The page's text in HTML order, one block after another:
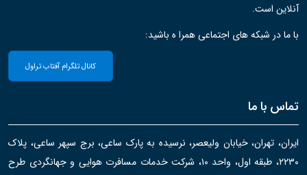
آنلاین است.
با ما در شبکه های اجتماعی همرا ه باشید:
کانال تلگرام آفتاب تراول
تماس با ما
ایران، تهران، خیابان ولیعصر، نرسیده به پارک ساعی، برج سپهر ساعی، پلاک
۲۲۳۰، طبقه اول، واحد ۱۰، شرکت خدمات مسافرت هوایی و جهانگردی طرح